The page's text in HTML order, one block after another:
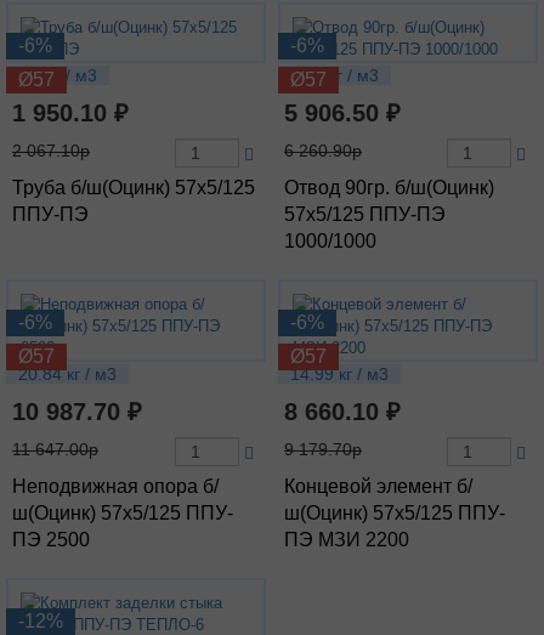
-6%
Ø57
8.2 кг / м3
1 950.10 ₽
2 067.10р
Труба б/ш(Оцинк) 57х5/125
ППУ-ПЭ
-6%
Ø57
16.4 кг / м3
5 906.50 ₽
6 260.90р
Отвод 90гр. б/ш(Оцинк)
57х5/125 ППУ-ПЭ
1000/1000
-6%
Ø57
20.84 кг / м3
10 987.70 ₽
11 647.00р
Неподвижная опора б/
ш(Оцинк) 57х5/125 ППУ-
ПЭ 2500
-6%
Ø57
14.99 кг / м3
8 660.10 ₽
9 179.70р
Концевой элемент б/
ш(Оцинк) 57х5/125 ППУ-
ПЭ МЗИ 2200
-12%